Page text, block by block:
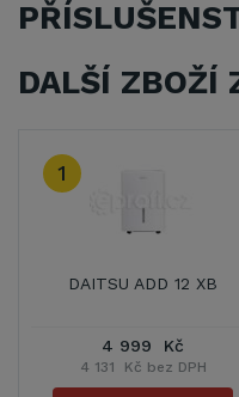
DALŠÍ ZBOŽÍ
2
Daitsu ADD 20 XA
6 199 Kč
5 123 Kč bez DPH